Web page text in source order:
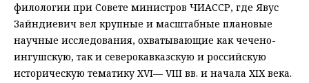
филологии при Совете министров ЧИАССР, где Явус
Зайндиевич вел крупные и масштабные плановые
научные исследования, охватывающие как чечено-
ингушскую, так и северокавказскую и российскую
историческую тематику XVI— VIII вв. и начала XIХ века.